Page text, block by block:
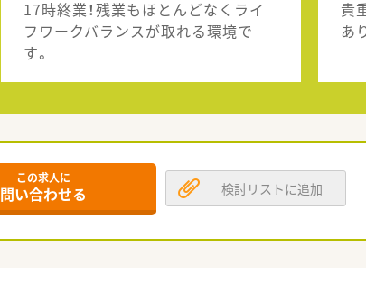
17時終業！残業もほとんどなくライ
フワークバランスが取れる環境で
す。
貴
あ
この求人に
問い合わせる 検討リストに追加